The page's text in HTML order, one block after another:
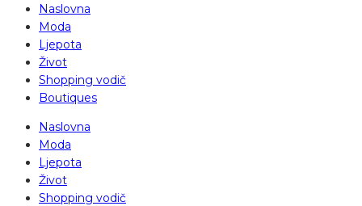
Naslovna
Moda
Ljepota
Život
Shopping vodič
Boutiques
Naslovna
Moda
Ljepota
Život
Shopping vodič